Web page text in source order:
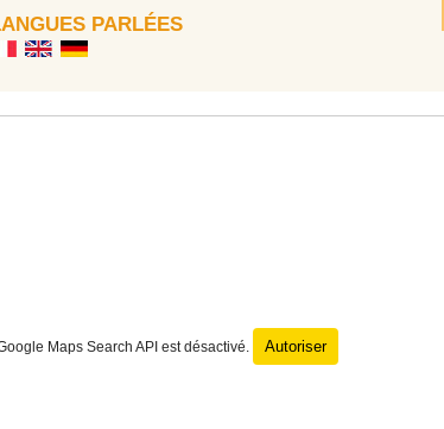
PARLÉES
Maps Search API est désactivé. Autoriser